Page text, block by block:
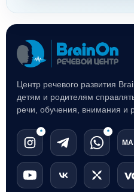
Центр речевого развития
детям и родителям
речи, обучения, внимания и
* *